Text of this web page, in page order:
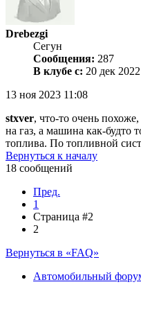
Drebezgi
Сегун
Сообщения: 287
В клубе с: 20 дек 2022
13 ноя 2023 11:08
stxver, что-то очень
на газ, а машина как-будто
топлива. По топливной
Вернуться к началу
18 сообщений
Пред.
1
Страница #2
2
Вернуться в «FAQ»
Автомобильный